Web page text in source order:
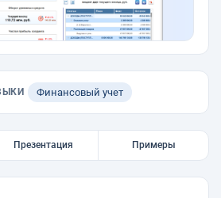
Финансовый учет
Презентация Примеры